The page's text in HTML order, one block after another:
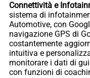
Connettività e
sistema di
Automotive, con
navigazione GPS di
costantemente
intuitiva e
monitorare i dati di
con funzioni di